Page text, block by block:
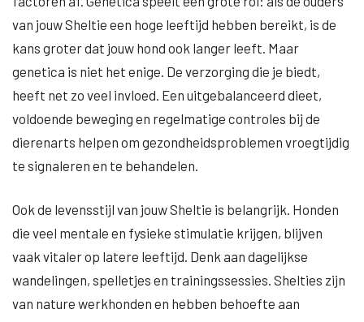
van jouw Sheltie een hoge leeftijd hebben bereikt, is de
kans groter dat jouw hond ook langer leeft. Maar
genetica is niet het enige. De verzorging die je biedt,
heeft net zo veel invloed. Een uitgebalanceerd dieet,
voldoende beweging en regelmatige controles bij de
dierenarts helpen om gezondheidsproblemen vroegtijdig
te signaleren en te behandelen.
Ook de levensstijl van jouw Sheltie is belangrijk. Honden
die veel mentale en fysieke stimulatie krijgen, blijven
vaak vitaler op latere leeftijd. Denk aan dagelijkse
wandelingen, spelletjes en trainingssessies. Shelties zijn
van nature werkhonden en hebben behoefte aan